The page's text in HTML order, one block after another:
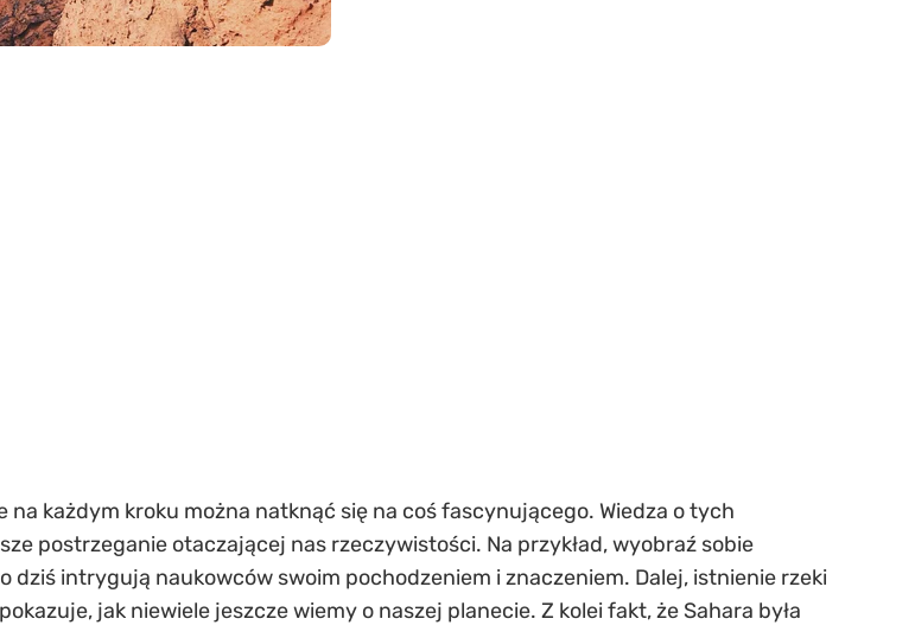
każdym kroku można natknąć się na coś fascynującego. Wiedza o tych
postrzeganie otaczającej nas rzeczywistości. Na przykład, wyobraź sobie
dziś intrygują naukowców swoim pochodzeniem i znaczeniem. Dalej, istnienie rzeki
jak niewiele jeszcze wiemy o naszej planecie. Z kolei fakt, że Sahara była